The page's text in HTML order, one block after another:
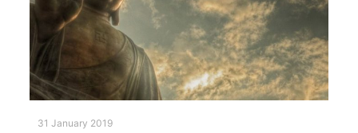
31 January 2019